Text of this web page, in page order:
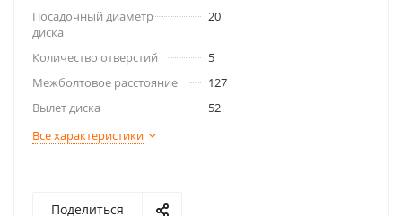
Посадочный диаметр
диска
20
Количество отверстий
5
Межболтовое расстояние
127
Вылет диска
52
Все характеристики
Поделиться